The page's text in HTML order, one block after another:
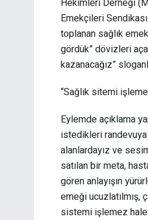
Emekçileri
toplanan sağlık
gördük” dövizleri
kazanacağız”
“Sağlık sitemi
Eylemde açıklama
istedikleri
alanlardayız ve
satılan bir meta,
gören anlayışın
emeği ucuzlatılmış,
sistemi işlemez